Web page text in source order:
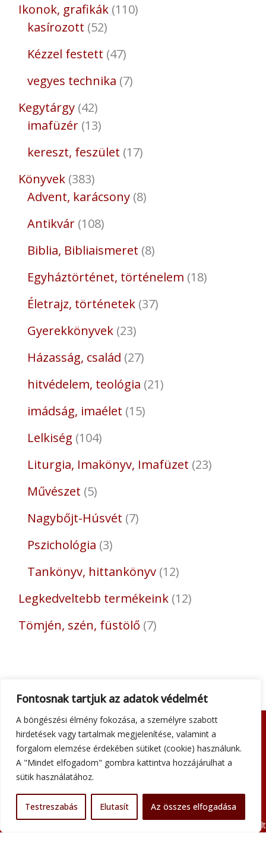
Fontosnak tartjuk az adatok védelmét
A böngészési élmény fokozása, a személyre szabott
hirdetések vagy tartalmak megjelenítése, valamint a
forgalom elemzése érdekében sütiket (cookie) használunk.
A "Mindet elfogadom" gombra kattintva hozzájárulhat a
sütik használatához.
Testreszabás Elutasít Az összes elfogadása
Ikonok, grafikák 110
kasírozott 52
Kézzel festett 47
vegyes technika 7
Kegytárgy 42
imafüzér 13
kereszt, feszület 17
Könyvek 383
Advent, karácsony 8
Antikvár 108
Biblia, Bibliaismeret 8
Egyháztörténet, történelem 18
Életrajz, történetek 37
Gyerekkönyvek 23
Házasság, család 27
hitvédelem, teológia 21
imádság, imaélet 15
Lelkiség 104
Liturgia, Imakönyv, Imafüzet 23
Művészet 5
Nagybőjt-Húsvét 7
Pszichológia 3
Tankönyv, hittankönyv 12
Legkedveltebb termékeink 12
Tömjén, szén, füstölő 7
Adatkezelési tájékoztató
Általános szerződési feltételek
Kapcsolat
Minden jog fenntartva © 2026 Szent Atanáz Könyv- és Kegytárgybolt